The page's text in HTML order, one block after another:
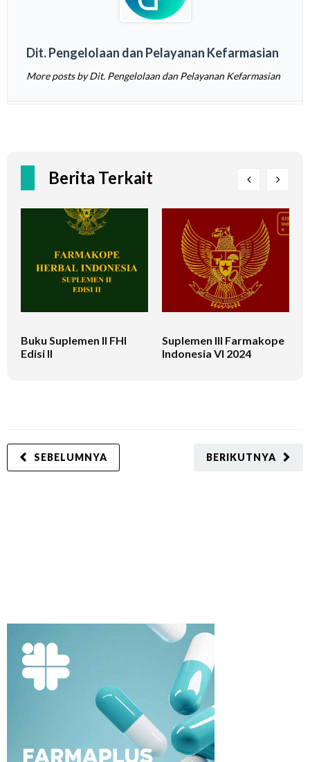
Dit. Pengelolaan dan Pelayanan Kefarmasian
More posts by Dit. Pengelolaan dan Pelayanan Kefarmasian
Berita Terkait
Buku Suplemen II FHI
Edisi II
Suplemen III Farmakope
Indonesia VI 2024
BERIKUTNYA
SEBELUMNYA